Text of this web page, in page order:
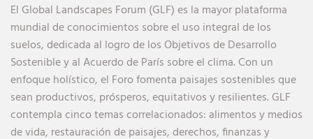
El Global Landscapes Forum (GLF) es la mayor plataforma
mundial de conocimientos sobre el uso integral de los
suelos, dedicada al logro de los Objetivos de Desarrollo
Sostenible y al Acuerdo de París sobre el clima. Con un
enfoque holístico, el Foro fomenta paisajes sostenibles que
sean productivos, prósperos, equitativos y resilientes. GLF
contempla cinco temas correlacionados: alimentos y medios
de vida, restauración de paisajes, derechos, finanzas y